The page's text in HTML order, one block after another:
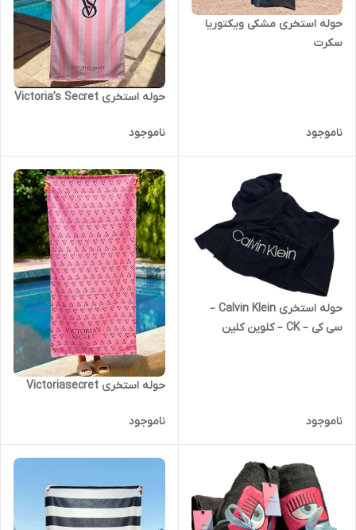
حوله استخری مشکی ویکتوریا
سکرت
ناموجود
حوله استخری Victoria’s Secret
ناموجود
حوله استخری Calvin Klein –
سی کی – CK – کلوین کلین
ناموجود
حوله استخری Victoriasecret
ناموجود